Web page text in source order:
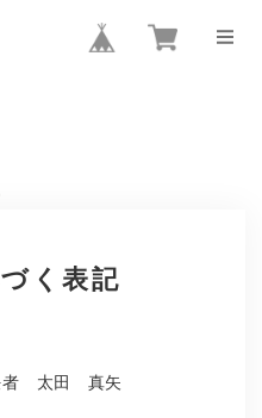
く表記
者 太田 真矢